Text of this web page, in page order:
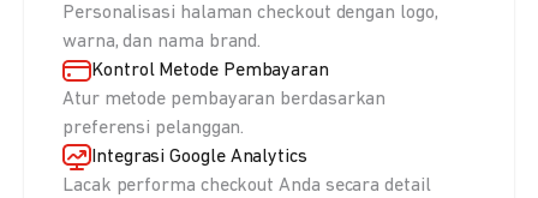
Personalisasi halaman checkout dengan logo,
warna, dan nama brand.
Kontrol Metode Pembayaran
Atur metode pembayaran berdasarkan
preferensi pelanggan.
Integrasi Google Analytics
Lacak performa checkout Anda secara detail